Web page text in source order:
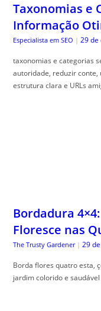
Taxonomias e
Informação
Especialista em SEO | 29 de
taxonomias e categorias
autoridade, reduzir
estrutura clara e URLs
Bordadura
Floresce nas
The Trusty Gardener | 29
Borda flores quatro esta,
jardim colorido e